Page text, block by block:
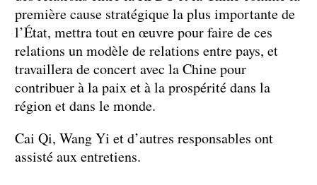
première cause stratégique la plus importante de
l’État, mettra tout en œuvre pour faire de ces
relations un modèle de relations entre pays, et
travaillera de concert avec la Chine pour
contribuer à la paix et à la prospérité dans la
région et dans le monde.
Cai Qi, Wang Yi et d’autres responsables ont
assisté aux entretiens.